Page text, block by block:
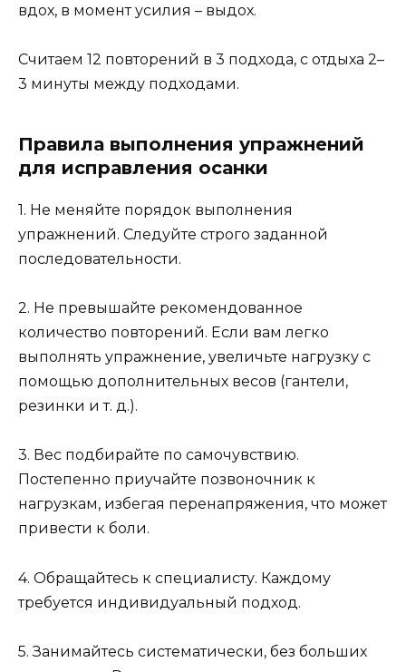
вдох, в момент усилия – выдох.
Считаем 12 повторений в 3 подхода, с отдыха 2–
3 минуты между подходами.
Правила выполнения упражнений
для исправления осанки
1. Не меняйте порядок выполнения
упражнений. Следуйте строго заданной
последовательности.
2. Не превышайте рекомендованное
количество повторений. Если вам легко
выполнять упражнение, увеличьте нагрузку с
помощью дополнительных весов (гантели,
резинки и т. д.).
3. Вес подбирайте по самочувствию.
Постепенно приучайте позвоночник к
нагрузкам, избегая перенапряжения, что может
привести к боли.
4. Обращайтесь к специалисту. Каждому
требуется индивидуальный подход.
5. Занимайтесь систематически, без больших